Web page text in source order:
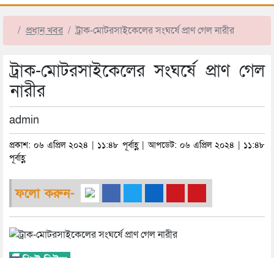
প্রধান খবর ট্রাক-মোটরসাইকেলের সংঘর্ষে প্রাণ গেল নারীর
ট্রাক-মোটরসাইকেলের সংঘর্ষে প্রাণ গেল
নারীর
admin
প্রকাশ: ০৬ এপ্রিল ২০২৪ | ১১:৪৮ পূর্বাহ্ণ | আপডেট: ০৬ এপ্রিল ২০২৪ | ১১:৪৮
পূর্বাহ্ণ
ফলো করুন-